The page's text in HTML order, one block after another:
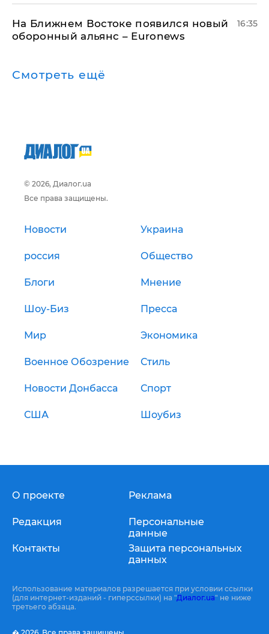
На Ближнем Востоке появился новый
оборонный альянс – Euronews
16:35
Смотреть ещё
© 2026, Диалог.ua
Все права защищены.
Новости Украина
россия Общество
Блоги Мнение
Шоу-Биз Пресса
Мир Экономика
Военное Обозрение Стиль
Новости Донбасса Спорт
США Шоубиз
О проекте
Редакция
Контакты
Реклама
Персональные
данные
Защита персональных
данных
Использование материалов разрешается при условии ссылки
(для интернет-изданий - гиперссылки) на "Диалог.ua" не ниже
третьего абзаца.